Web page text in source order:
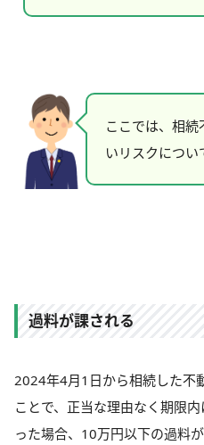
ここでは、相
いリスクについ
過料が課される
2024年4月1日から相続した不
ことで、正当な理由なく期限
った場合、10万円以下の過料